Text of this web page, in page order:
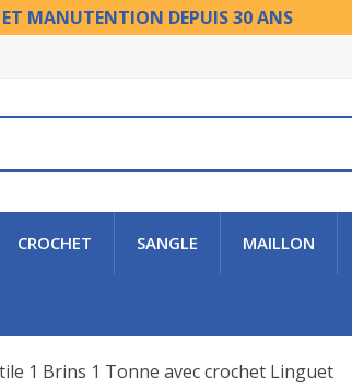
ET MANUTENTION DEPUIS 30 ANS
CROCHET SANGLE MAILLON
1 Brins 1 Tonne avec crochet Linguet